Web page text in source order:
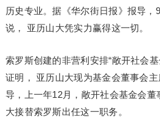
历史专业。据《华尔街日报》报导，
说， 亚历山大凭实力赢得这一切。
索罗斯创建的非营利安排“敞开社会
证明， 亚历山大现为基金会董事会
导，上一年12月，敞开社会基金会董
大接替索罗斯出任这一职务。